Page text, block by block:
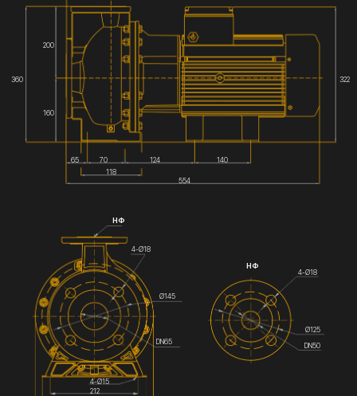
360
200
160
322
65 70 124
140
118
554
НФ
НФ
DN65
DN50
4-Ø18
Ø145
4-Ø15
212
4-Ø18
Ø125